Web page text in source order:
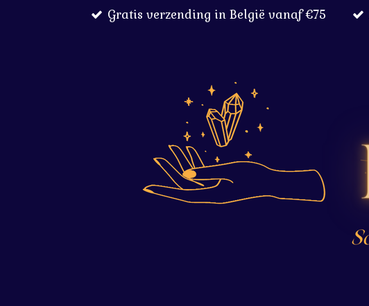
Gratis verzending in België vanaf €75